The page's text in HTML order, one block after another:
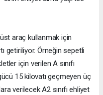
araç kullanmak için
getiriliyor. Örneğin sepetli
için verilen A sınıfı
15 kilovatı geçmeyen üç
verilecek A2 sınıfı ehliyet